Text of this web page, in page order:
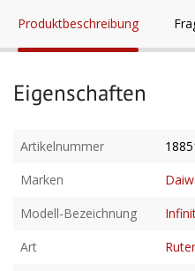
Produktbeschreibung
Eigenschaften
Artikelnummer
Marken
Modell-Bezeichnung
Art